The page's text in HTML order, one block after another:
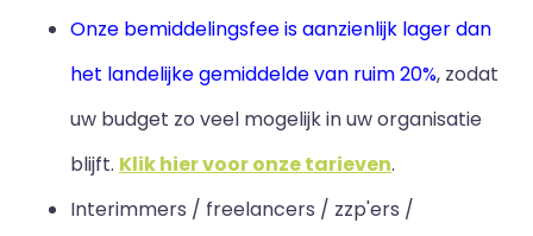
Onze bemiddelingsfee is aanzienlijk lager dan
het landelijke gemiddelde van ruim 20%, zodat
uw budget zo veel mogelijk in uw organisatie
blijft. Klik hier voor onze tarieven.
Interimmers / freelancers / zzp'ers /